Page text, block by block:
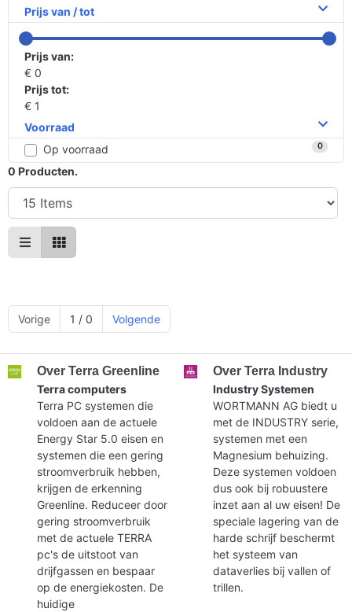
Prijs van / tot
Prijs van:
€ 0
Prijs tot:
€ 1
Voorraad
Op voorraad
0
0 Producten.
Vorige 1 / 0 Volgende
Over Terra Greenline
Terra computers
Terra PC systemen die
voldoen aan de actuele
Energy Star 5.0 eisen en
systemen die een gering
stroomverbruik hebben,
krijgen de erkenning
Greenline. Reduceer door
gering stroomverbruik
met de actuele TERRA
pc's de uitstoot van
drijfgassen en bespaar
op de energiekosten. De
huidige
Over Terra Industry
Industry Systemen
WORTMANN AG biedt u
met de INDUSTRY serie,
systemen met een
Magnesium behuizing.
Deze systemen voldoen
dus ook bij robuustere
inzet aan al uw eisen! De
speciale lagering van de
harde schrijf beschermt
het systeem van
dataverlies bij vallen of
trillen.